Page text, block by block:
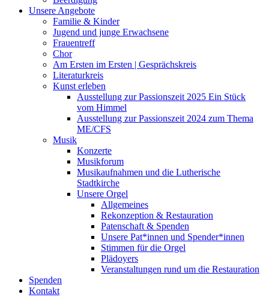
Unsere Angebote
Familie & Kinder
Jugend und junge Erwachsene
Frauentreff
Chor
Am Ersten im Ersten | Gesprächskreis
Literaturkreis
Kunst erleben
Ausstellung zur Passionszeit 2025 Ein Stück
vom Himmel
Ausstellung zur Passionszeit 2024 zum Thema
ME/CFS
Musik
Konzerte
Musikforum
Musikaufnahmen und die Lutherische
Stadtkirche
Unsere Orgel
Allgemeines
Rekonzeption & Restauration
Patenschaft & Spenden
Unsere Pat*innen und Spender*innen
Stimmen für die Orgel
Plädoyers
Veranstaltungen rund um die Restauration
Spenden
Kontakt